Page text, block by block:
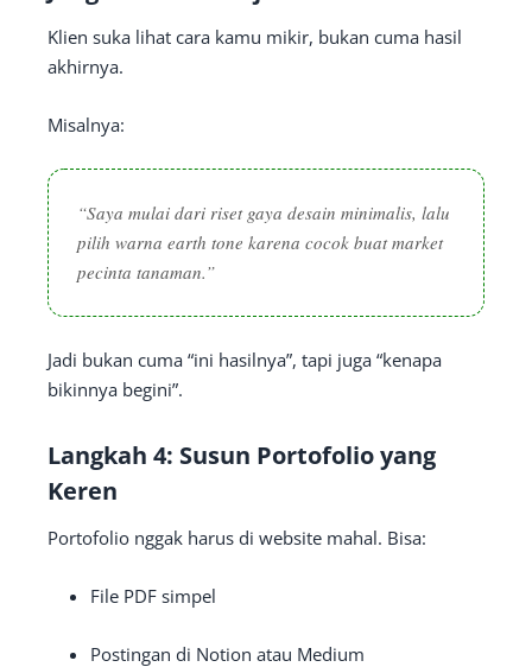
Klien suka lihat cara kamu mikir, bukan cuma hasil
akhirnya.
Misalnya:
“Saya mulai dari riset gaya desain minimalis, lalu
pilih warna earth tone karena cocok buat market
pecinta tanaman.”
Jadi bukan cuma “ini hasilnya”, tapi juga “kenapa
bikinnya begini”.
Langkah 4: Susun Portofolio yang
Keren
Portofolio nggak harus di website mahal. Bisa:
File PDF simpel
Postingan di Notion atau Medium